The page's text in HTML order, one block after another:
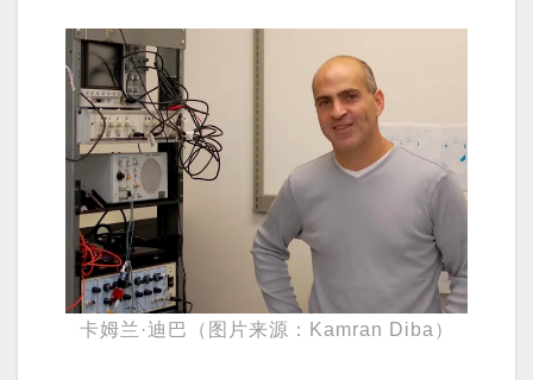
卡姆兰·迪巴（图片来源：Kamran Diba）